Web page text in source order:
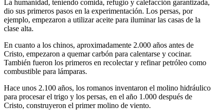
La humanidad, teniendo comida, refugio y calefacción garantizada,
dio sus primeros pasos en la experimentación. Los persas, por
ejemplo, empezaron a utilizar aceite para iluminar las casas de la
clase alta.
En cuanto a los chinos, aproximadamente 2.000 años antes de
Cristo, empezaron a quemar carbón para calentarse y cocinar.
También fueron los primeros en recolectar y refinar petróleo como
combustible para lámparas.
Hace unos 2.100 años, los romanos inventaron el molino hidráulico
para procesar el trigo y los persas, en el año 1.000 después de
Cristo, construyeron el primer molino de viento.